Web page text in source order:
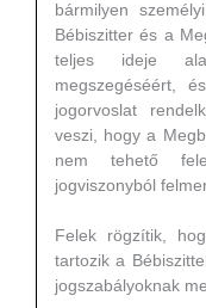
bármilyen
Bébiszitter és a
teljes ideje
megszegéséért,
jogorvoslat
veszi, hogy a
nem tehető
jogviszonyból
Felek rögzítik,
tartozik a
jogszabályoknak